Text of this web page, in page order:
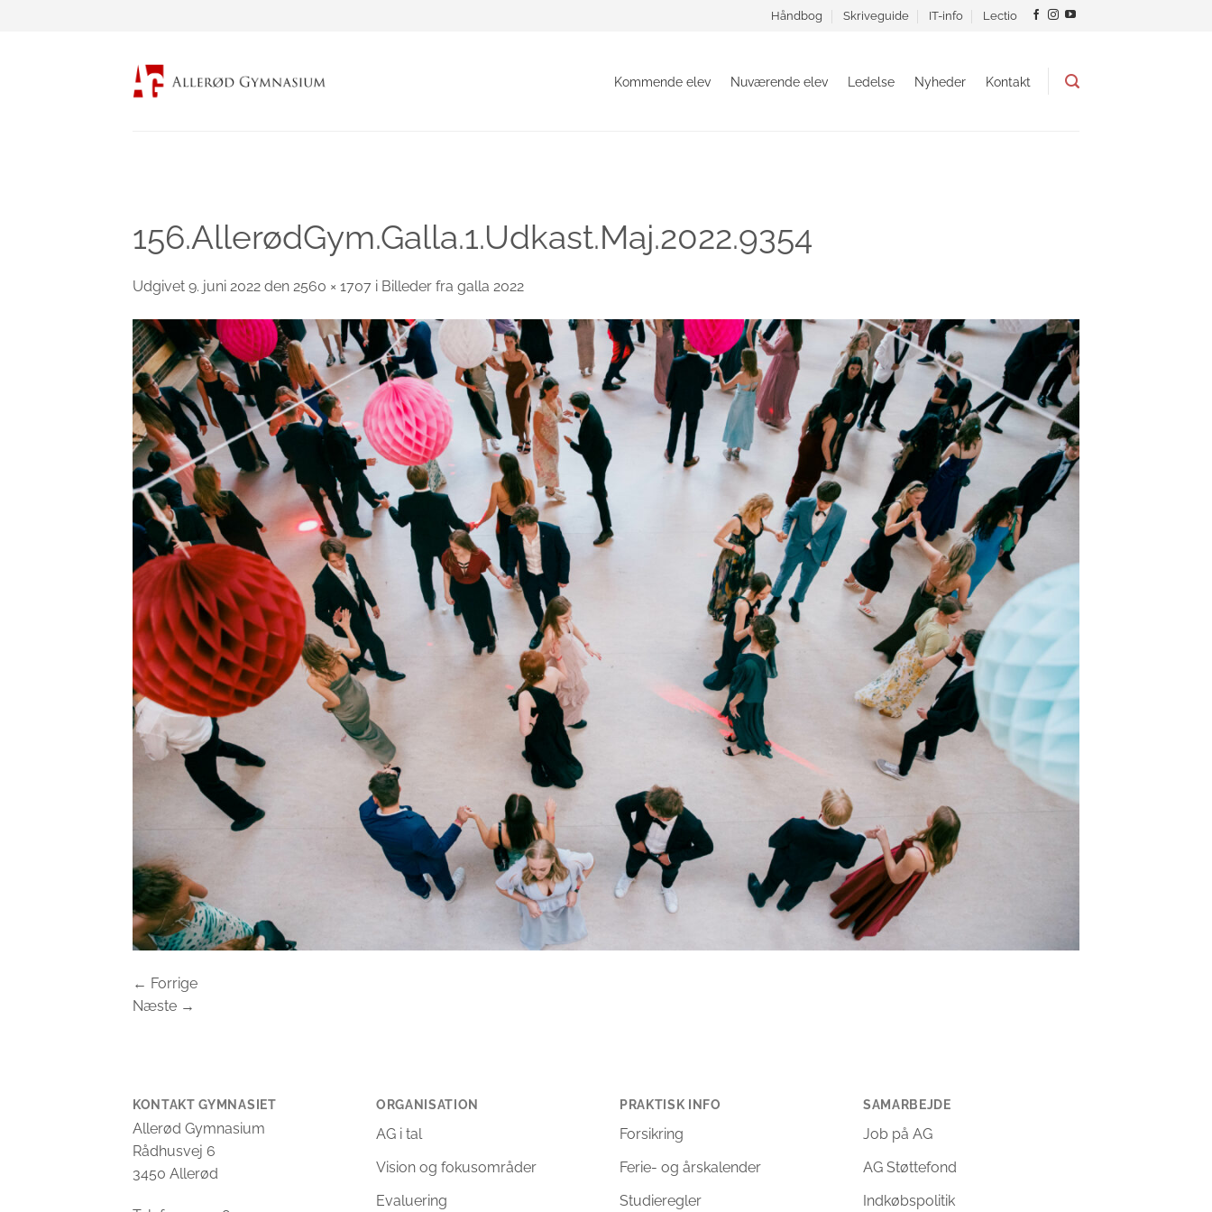
Håndbog Skriveguide IT-info Lectio
Kommende elev Nuværende elev Ledelse Nyheder Kontakt
156.AllerødGym.Galla.1.Udkast.Maj.2022.9354
Udgivet 9. juni 2022 den 2560 × 1707 i Billeder fra galla 2022
← Forrige
Næste →
KONTAKT GYMNASIET
Allerød Gymnasium
Rådhusvej 6
3450 Allerød
ORGANISATION
AG i tal
Vision og fokusområder
Evaluering
PRAKTISK INFO
Forsikring
Ferie- og årskalender
Studieregler
SAMARBEJDE
Job på AG
AG Støttefond
Indkøbspolitik